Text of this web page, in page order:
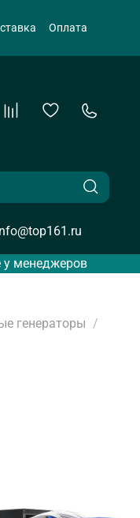
Оплата
у менеджеров
генераторы